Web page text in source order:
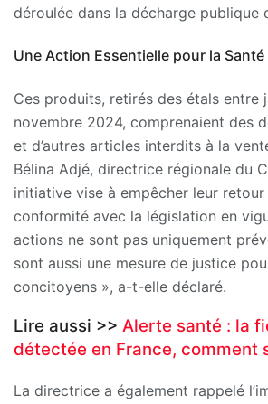
déroulée dans la décharge publique
Une Action Essentielle pour la
Ces produits, retirés des étals entre
novembre 2024, comprenaient des
et d’autres articles interdits à la
Bélina Adjé, directrice régionale du
initiative vise à empêcher leur retour
conformité avec la législation en
actions ne sont pas uniquement
sont aussi une mesure de justice
concitoyens », a-t-elle déclaré.
Lire aussi >> Alerte santé : la
détectée en France, comment
La directrice a également rappelé